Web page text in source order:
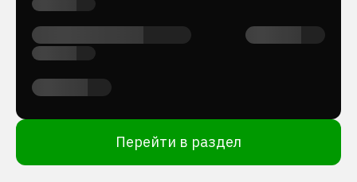
Перейти в раздел